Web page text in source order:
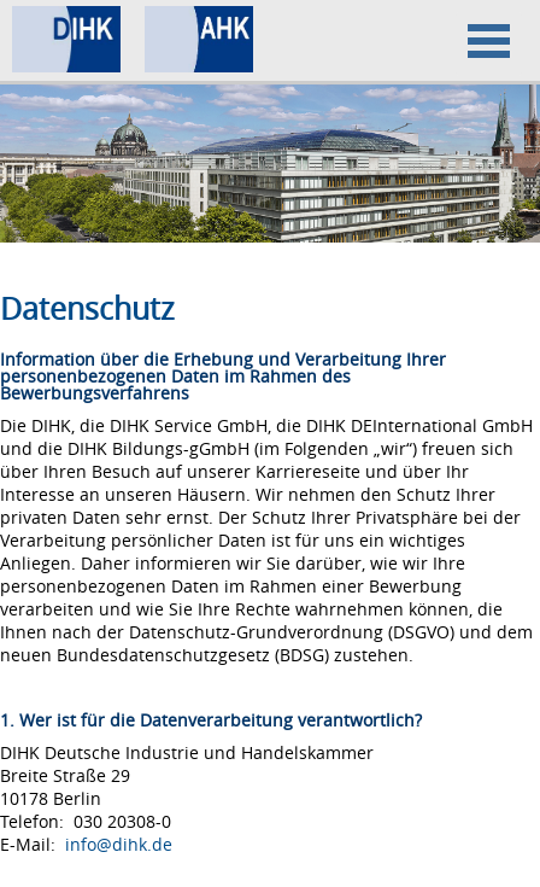
Home
Datenschutz
Impressum
Datenschutz
Information über die Erhebung und Verarbeitung Ihrer
personenbezogenen Daten im Rahmen des
Bewerbungsverfahrens
Die DIHK, die DIHK Service GmbH, die DIHK DEInternational GmbH
und die DIHK Bildungs-gGmbH (im Folgenden „wir“) freuen sich
über Ihren Besuch auf unserer Karriereseite und über Ihr
Interesse an unseren Häusern. Wir nehmen den Schutz Ihrer
privaten Daten sehr ernst. Der Schutz Ihrer Privatsphäre bei der
Verarbeitung persönlicher Daten ist für uns ein wichtiges
Anliegen. Daher informieren wir Sie darüber, wie wir Ihre
personenbezogenen Daten im Rahmen einer Bewerbung
verarbeiten und wie Sie Ihre Rechte wahrnehmen können, die
Ihnen nach der Datenschutz-Grundverordnung (DSGVO) und dem
neuen Bundesdatenschutzgesetz (BDSG) zustehen.
1. Wer ist für die Datenverarbeitung verantwortlich?
DIHK Deutsche Industrie und Handelskammer
Breite Straße 29
10178 Berlin
Telefon: 030 20308-0
E-Mail: info@dihk.de